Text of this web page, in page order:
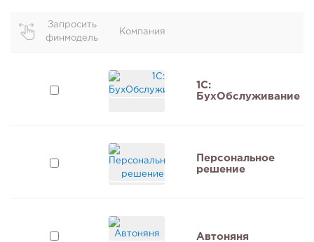
Запросить
финмодель
Компания
1C:
БухОбслуживание
Персональное
решение
Автоняня